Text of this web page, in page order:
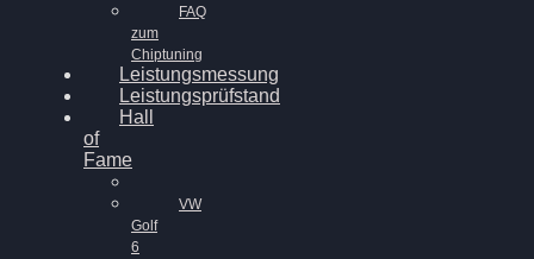
FAQ
zum
Chiptuning
Leistungsmessung
Leistungsprüfstand
Hall
of
Fame
VW
Golf
6